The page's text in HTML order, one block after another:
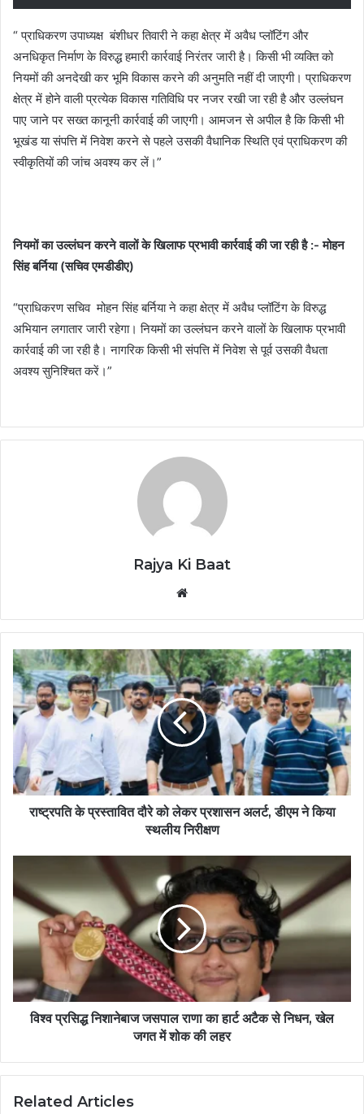
“ प्राधिकरण उपाध्यक्ष बंशीधर तिवारी ने कहा क्षेत्र में अवैध प्लॉटिंग और
अनधिकृत निर्माण के विरुद्ध हमारी कार्रवाई निरंतर जारी है। किसी भी व्यक्ति को
नियमों की अनदेखी कर भूमि विकास करने की अनुमति नहीं दी जाएगी। प्राधिकरण
क्षेत्र में होने वाली प्रत्येक विकास गतिविधि पर नजर रखी जा रही है और उल्लंघन
पाए जाने पर सख्त कानूनी कार्रवाई की जाएगी। आमजन से अपील है कि किसी भी
भूखंड या संपत्ति में निवेश करने से पहले उसकी वैधानिक स्थिति एवं प्राधिकरण की
स्वीकृतियों की जांच अवश्य कर लें।”
नियमों का उल्लंघन करने वालों के खिलाफ प्रभावी कार्रवाई की जा रही है :- मोहन
सिंह बर्निया (सचिव एमडीडीए)
“प्राधिकरण सचिव मोहन सिंह बर्निया ने कहा क्षेत्र में अवैध प्लॉटिंग के विरुद्ध
अभियान लगातार जारी रहेगा। नियमों का उल्लंघन करने वालों के खिलाफ प्रभावी
कार्रवाई की जा रही है। नागरिक किसी भी संपत्ति में निवेश से पूर्व उसकी वैधता
अवश्य सुनिश्चित करें।”
Rajya Ki Baat
राष्ट्रपति के प्रस्तावित दौरे को लेकर प्रशासन अलर्ट, डीएम ने किया
स्थलीय निरीक्षण
विश्व प्रसिद्ध निशानेबाज जसपाल राणा का हार्ट अटैक से निधन, खेल
जगत में शोक की लहर
Related Articles